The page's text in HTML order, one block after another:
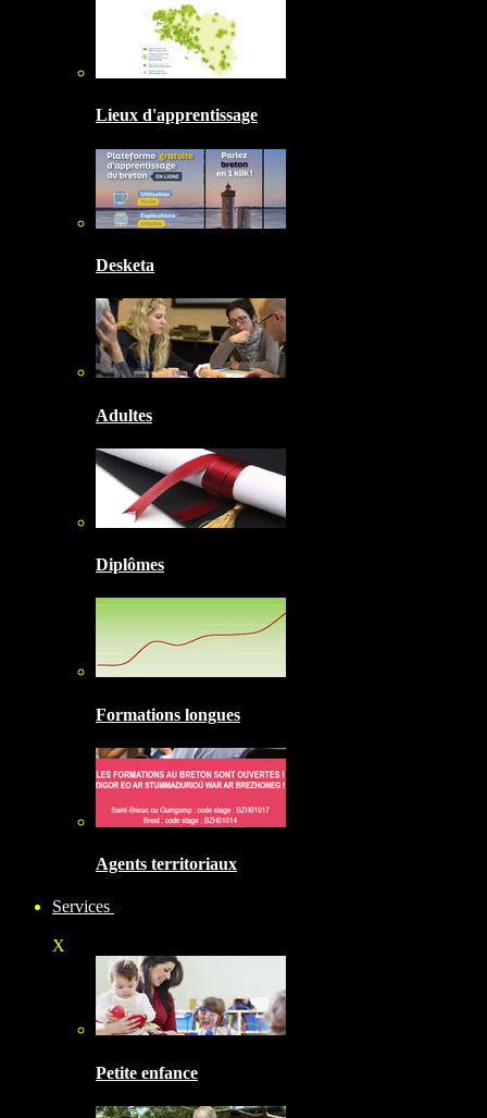
Lieux d'apprentissage
Desketa
Adultes
Diplômes
Formations longues
Agents territoriaux
Services
X
Petite enfance